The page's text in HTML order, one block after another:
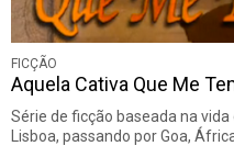
FICÇÃO
Aquela Cativa Que Me
Série de ficção baseada na
Lisboa, passando por Goa,